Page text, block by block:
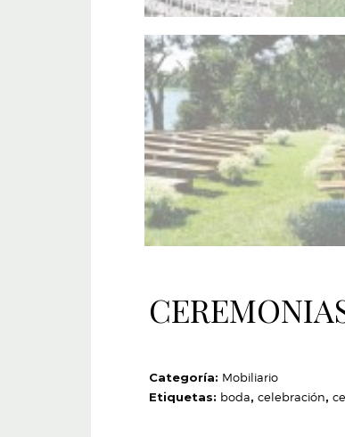
Categoría: Mobiliario
Etiquetas: boda, celebración,